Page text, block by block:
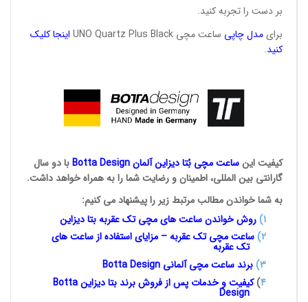
بر دست را تجربه کنید.
برایمدلچاپی ساعت مچی UNO Quartz Plus Black
اینجا کلیک
کنید.
کیفیت اینساعت مچی بُتادیزاین آلمانBotta Designبا دو سال
گارانتی بین المللی، اطمینان و رضایت شما را به همراه خواهد داشت.
به شما خواندن مطالب مرتبط زیر را پیشنهاد می کنیم:
1
)روش خواندن ساعت های مچی تکعقربه بتا دیزاین
2) ساعت مچی تک عقربه – مزایای استفاده از ساعت های
تک عقربه
3
)برند ساعت مچی آلمانی Botta Design
4
)کیفیت و خدمات پس از فروش برند بتا دیزاینBotta
Design